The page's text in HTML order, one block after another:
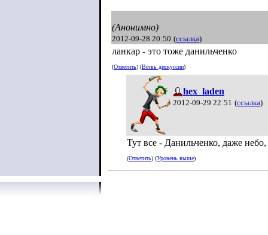
(Анонимно)
2012-09-28 20:50 (ссылка)
ланкар - это тоже данильченко
(Ответить) (Ветвь дискуссии)
hex_laden
2012-09-29 22:51 (ссылка)
Тут все - Данильченко, даже
(Ответить) (Уровень выше)